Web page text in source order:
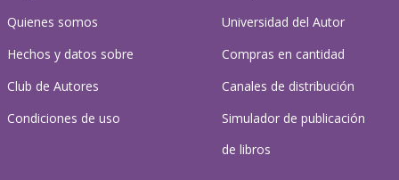
Quienes somos
Hechos y datos sobre
Club de Autores
Condiciones de uso
Universidad del Autor
Compras en cantidad
Canales de distribución
Simulador de publicación
de libros